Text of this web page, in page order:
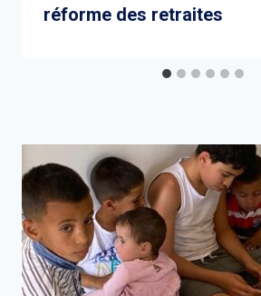
réforme des retraites